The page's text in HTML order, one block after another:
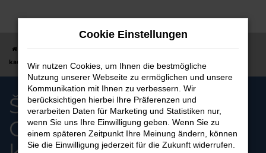
Zum
kaufen
Škoda in Bergisch
Gladbach günstig
Cookie Einstellungen
Wir nutzen Cookies, um Ihnen die bestmögliche
Nutzung unserer Webseite zu ermöglichen und unsere
Kommunikation mit Ihnen zu verbessern. Wir
berücksichtigen hierbei Ihre Präferenzen und
verarbeiten Daten für Marketing und Statistiken nur,
wenn Sie uns Ihre Einwilligung geben. Wenn Sie zu
einem späteren Zeitpunkt Ihre Meinung ändern, können
Sie die Einwilligung jederzeit für die Zukunft widerrufen.